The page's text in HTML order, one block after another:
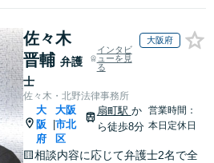
佐々木
晋輔 弁護
士
インタビ
ューを見
る
大阪府
佐々木・北野法律事務所
大
阪
府
|
大阪
市北
区
扇町駅 か
ら徒歩8分
営業時間：
本日定休日
🟨相談内容に応じて弁護士2名で全